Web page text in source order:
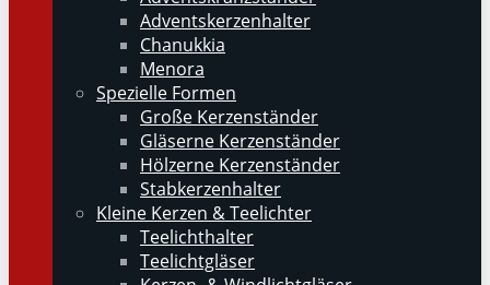
Adventskerzenhalter
Chanukkia
Menora
Spezielle Formen
Große Kerzenständer
Gläserne Kerzenständer
Hölzerne Kerzenständer
Stabkerzenhalter
Kleine Kerzen & Teelichter
Teelichthalter
Teelichtgläser